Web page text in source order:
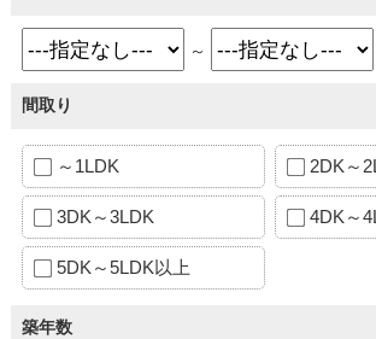
～
間取り
～1LDK 2DK～
3DK～3LDK 4DK～
5DK～5LDK以上
築年数